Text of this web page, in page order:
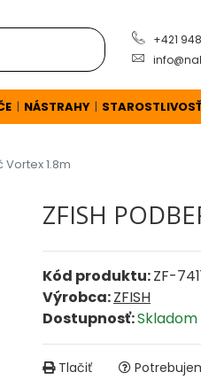
+421
| NÁSTRAHY |
Vortex 1.8m
ZFISH
Kód produktu:ZF-
Výrobca:ZFISH
Dostupnosť:Skladom
Tlačiť